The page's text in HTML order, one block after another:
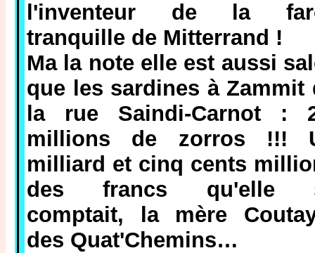
l'inventeur de la
tranquille de Mitterrand !
Ma la note elle est aussi
que les sardines à Zammit
la rue Saindi-Carnot :
millions de zorros !!!
milliard et cinq cents
des francs qu'elle
comptait, la mère
des Quat'Chemins…